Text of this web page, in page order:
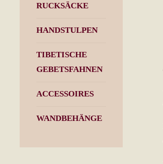
RUCKSÄCKE
HANDSTULPEN
TIBETISCHE
GEBETSFAHNEN
ACCESSOIRES
WANDBEHÄNGE